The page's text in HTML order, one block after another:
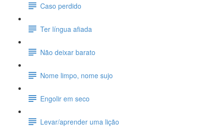
Caso perdido
Ter língua afiada
Não deixar barato
Nome limpo, nome sujo
Engolir em seco
Levar/aprender uma lição